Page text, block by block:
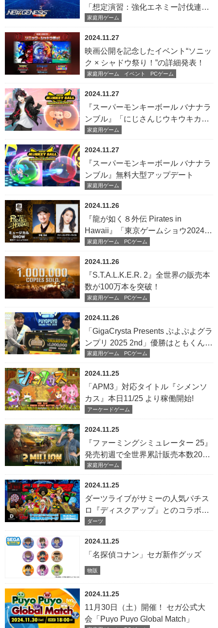
家庭用ゲーム
「想定演習：強化エネミー討伐連
戦」開催！
2024.11.27
家庭用ゲーム イベント PCゲーム
映画公開を記念したイベント“ソニッ
ク × シャドウ祭り！”の詳細発表！
2024.11.27
家庭用ゲーム
『スーパーモンキーボール バナナラ
ンブル』「にじさんじウキウキカッ
プ記念コーデセット」無料配信開
始！
2024.11.27
家庭用ゲーム
『スーパーモンキーボール バナナラ
ンブル』無料大型アップデート
2024.11.26
家庭用ゲーム PCゲーム
『龍が如く８外伝 Pirates in
Hawaii』「東京ゲームショウ2024」
ステージ映像を期間限定公開
2024.11.26
家庭用ゲーム PCゲーム
『S.T.A.L.K.E.R. 2』全世界の販売本
数が100万本を突破！
2024.11.26
家庭用ゲーム PCゲーム
「GigaCrysta Presents ぷよぷよグラ
ンプリ 2025 2nd」優勝はともくん選
手！
2024.11.25
アーケードゲーム
「APM3」対応タイトル『シメンソ
カス』本日11/25 より稼働開始!
2024.11.25
家庭用ゲーム
『ファーミングシミュレーター 25』
発売初週で全世界累計販売本数200
万本を突破！
2024.11.25
ダーツ
ダーツライブがサミーの人気パチス
ロ『ディスクアップ』とのコラボ
キャンペーンを12月2日（月）より
実施
2024.11.25
物販
「名探偵コナン」セガ新作グッズ
2024.11.25
11月30日（土）開催！ セガ公式大
会「Puyo Puyo Global Match」